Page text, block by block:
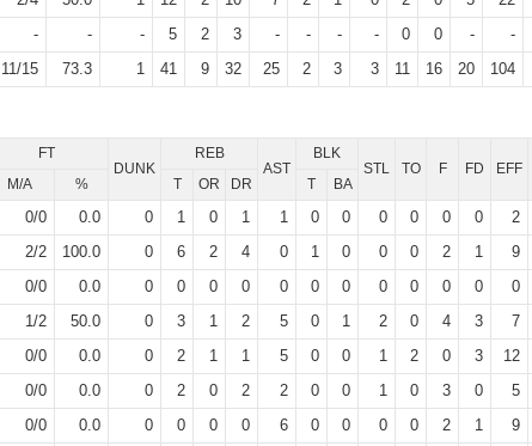
- - - 5 2 3 - - - - 0 0 - -
11/15 73.3 1 41 9 32 25 2 3 3 11 16 20 104
FT
DUNK
REB
AST
BLK
STL
TO F FD EFF
M/A % T OR DR T BA
0/0 0.0 0 1 0 1 1 0 0 0 0 0 0 2
2/2 100.0 0 6 2 4 0 1 0 0 0 2 1 9
0/0 0.0 0 0 0 0 0 0 0 0 0 0 0 0
1/2 50.0 0 3 1 2 5 0 1 2 0 4 3 7
0/0 0.0 0 2 1 1 5 0 0 1 2 0 3 12
0/0 0.0 0 2 0 2 2 0 0 1 0 3 0 5
0/0 0.0 0 0 0 0 6 0 0 0 0 2 1 9